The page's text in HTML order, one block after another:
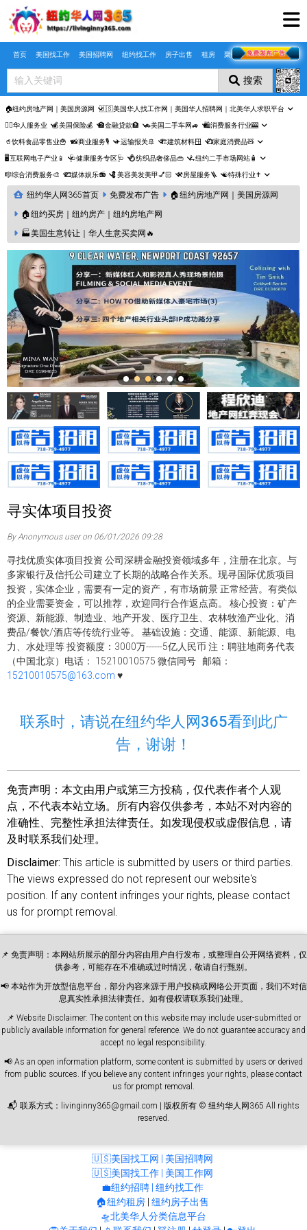
Skip to main content
首页 美国找工作 美国招聘网 纽约找工作 房子出售 租房 聚合页
搜索
🏠纽约房地产网｜美国房源网 🇺🇸美国华人找工作网｜美国华人招聘网｜北美华人求职平台
🤵‍♀️华人服务业 💰美国保险💰 🏦金融贷款🏦 🚗美国二手车网🚙 🛍️消费服务行业🎰
🥤饮料食品零售业🍟 📸商业服务🎙️ ✈️运输报关🚢 🏗️建筑材料🪟 📺家庭消费品🧸
🖥️互联网电子产业📱 🩺健康服务专区🩺 💍纺织品奢侈品👜 🛴纽约二手市场网站🧴
🎼综合消费服务🎨 🎞️媒体娱乐📻 💈美容美发美甲💅🏻 ⚒️房屋服务🪜 ☯️特殊行业✝️
纽约华人网365首页 免费发布广告
🏠纽约房地产网｜美国房源网
🏠纽约买房｜纽约房产｜纽约房地产网
🏭美国生意转让｜华人生意买卖网🔥
寻实体项目投资
By Anonymous user on 06/01/2026 09:28
寻找优质实体项目投资 公司深耕金融投资领域多年，注册在北京。与
多家银行及信托公司建立了长期的战略合作关系。现寻国际优质项目
投资，实体企业，需要有一定的资产，有市场前景 正常经营。有类似
的企业需要资金，可以推荐，欢迎同行合作返点高。 核心投资：矿产
资源、新能源、制造业、地产开发、医疗卫生、农林牧渔产业化、消
费品/餐饮/酒店等传统行业等。 基础设施：交通、能源、新能源、电
力、水处理等 投资额度：3000万------5亿人民币 注：聘驻地商务代表
（中国北京）电话： 15210010575 微信同号 邮箱：
15210010575@163.com ♥
联系时，请说在纽约华人网365看到此广
告，谢谢！
免责声明： 本文由用户或第三方投稿，仅代表作者个人观
点，不代表本站立场。所有内容仅供参考，本站不对内容的
准确性、完整性承担法律责任。如发现侵权或虚假信息，请
及时联系我们处理。
Disclaimer: This article is submitted by users or third parties.
The views expressed do not represent our website's
position. If any content infringes your rights, please contact
us for prompt removal.
📌 免责声明：本网站所展示的部分内容由用户自行发布，或整理自公开网络资料，仅
供参考，可能存在不准确或过时情况，敬请自行甄别。
📢 本站作为开放型信息平台，部分内容来源于用户投稿或网络公开页面，我们不对信
息真实性承担法律责任。如有侵权请联系我们处理。
📌 Website Disclaimer: The content on this website may include user-submitted or
publicly available information for general reference. We do not guarantee accuracy and
accept no legal responsibility.
📢 As an open information platform, some content is submitted by users or derived
from public sources. If you believe any content infringes your rights, please contact
us for prompt removal.
📬 联系方式：livinginny365@gmail.com | 版权所有 © 纽约华人网365 All rights
reserved.
🇺🇸美国找工网 | 美国招聘网
🇺🇸美国找工作 | 美国工作网
💼纽约招聘 | 纽约找工作
🏠纽约租房 | 纽约房子出售
🛸北美华人分类信息平台